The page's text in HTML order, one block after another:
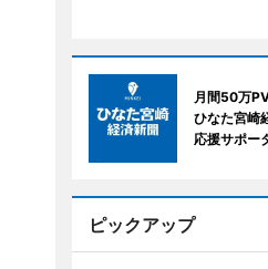
月間50万PV
ひなた宮崎
応援サポー
ピックアップ